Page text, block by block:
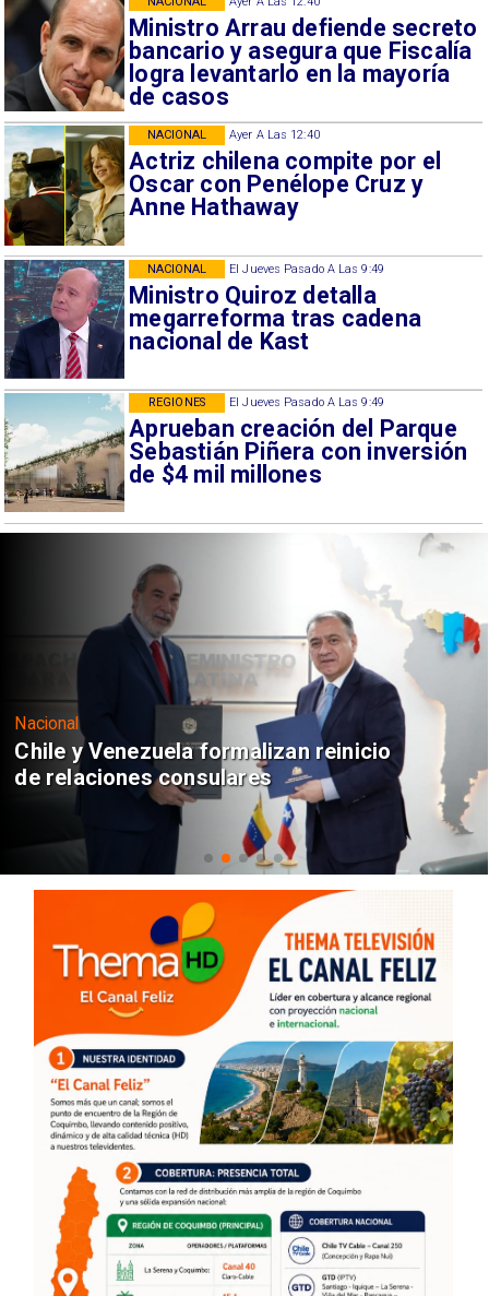
Ministro Arrau defiende secreto
bancario y asegura que Fiscalía
logra levantarlo en la mayoría
de casos
Ayer A Las 12:40
Actriz chilena compite por el
Oscar con Penélope Cruz y
Anne Hathaway
NACIONAL
El Jueves Pasado A Las 9:49
Ministro Quiroz detalla
megarreforma tras cadena
nacional de Kast
NACIONAL
El Jueves Pasado A Las 9:49
Aprueban creación del Parque
Sebastián Piñera con inversión
de $4 mil millones
REGIONES
Nacional
Chile y Venezuela formalizan reinicio
de relaciones consulares